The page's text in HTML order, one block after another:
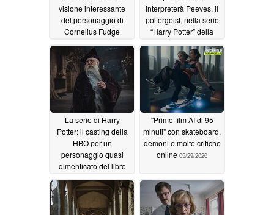
visione interessante
del personaggio di
Cornelius Fudge
07/07/2026
interpreterà Peeves, il
poltergeist, nella serie
“Harry Potter” della
HBO06/18/2026
La serie di Harry
Potter: il casting della
HBO per un
personaggio quasi
dimenticato del libro
alimenta le speranze di
un adattamento fedele
"Primo film AI di 95
minuti" con skateboard,
demoni e molte critiche
online 05/29/2026